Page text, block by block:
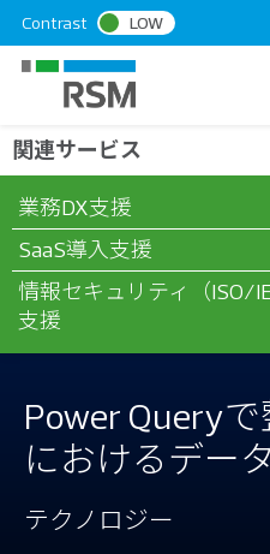
k
t
Contrast LOW
ホーム/コラム
におけるデータ活用の第一歩
Power Query
におけるデー
テクノロジー
関連サービス
業務DX支援
SaaS導入支援
情報セキュリティ（ISO/
支援